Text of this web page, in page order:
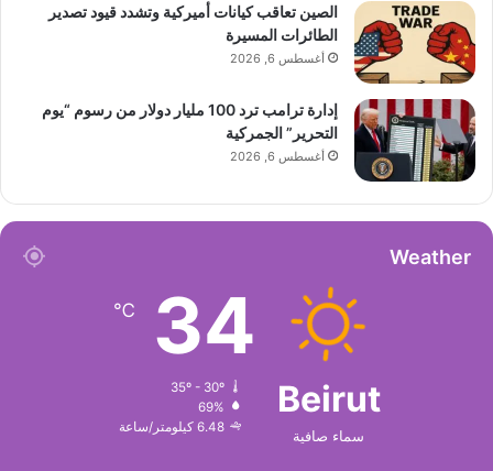
الصين تعاقب كيانات أميركية وتشدد قيود تصدير
الطائرات المسيرة
أغسطس 6, 2026
إدارة ترامب ترد 100 مليار دولار من رسوم “يوم
التحرير” الجمركية
أغسطس 6, 2026
Weather
Beirut
سماء صافية
34
℃
35º - 30º
69%
6.48 كيلومتر/ساعة